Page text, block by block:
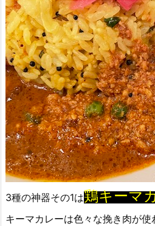
3種の神器その1は鶏キーマ
キーマカレーは色々な挽き肉が使